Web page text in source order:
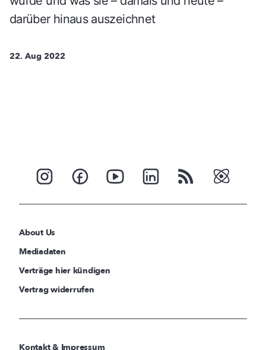
darüber hinaus auszeichnet
22. Aug 2022
About Us
Mediadaten
Verträge hier kündigen
Vertrag widerrufen
Kontakt & Impressum